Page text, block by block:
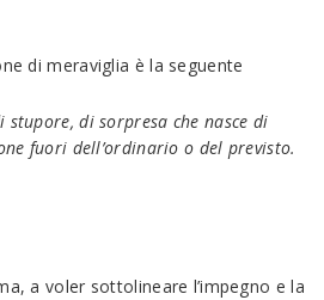
di meraviglia è la seguente
di sorpresa che nasce di
fuori dell’ordinario o del previsto.
a voler sottolineare l’impegno e la